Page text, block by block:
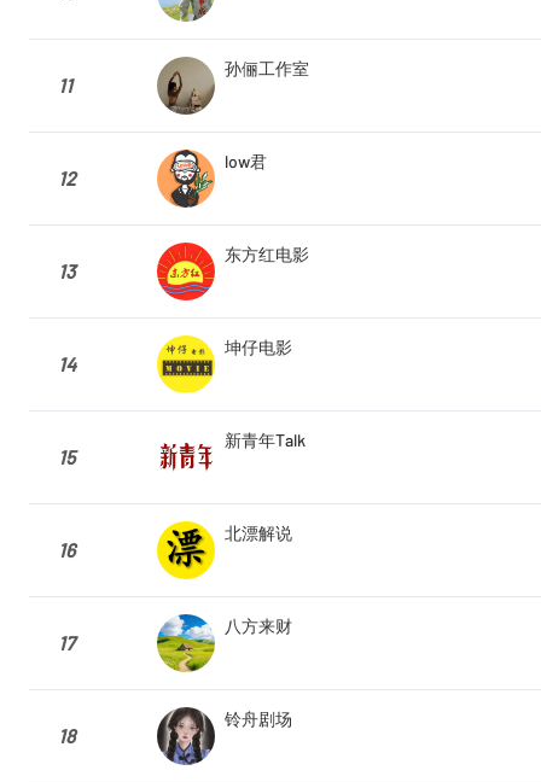
11
孙俪工作室
12
low君
13
东方红电影
14
坤仔电影
15
新青年Talk
16
北漂解说
17
八方来财
18
铃舟剧场